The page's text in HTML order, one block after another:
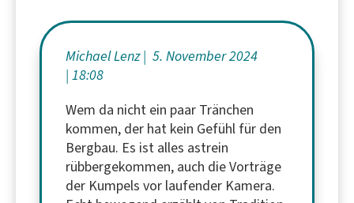
Michael Lenz
5. November 2024
18:08
Wem da nicht ein paar Tränchen
kommen, der hat kein Gefühl für den
Bergbau. Es ist alles astrein
rübbergekommen, auch die Vorträge
der Kumpels vor laufender Kamera.